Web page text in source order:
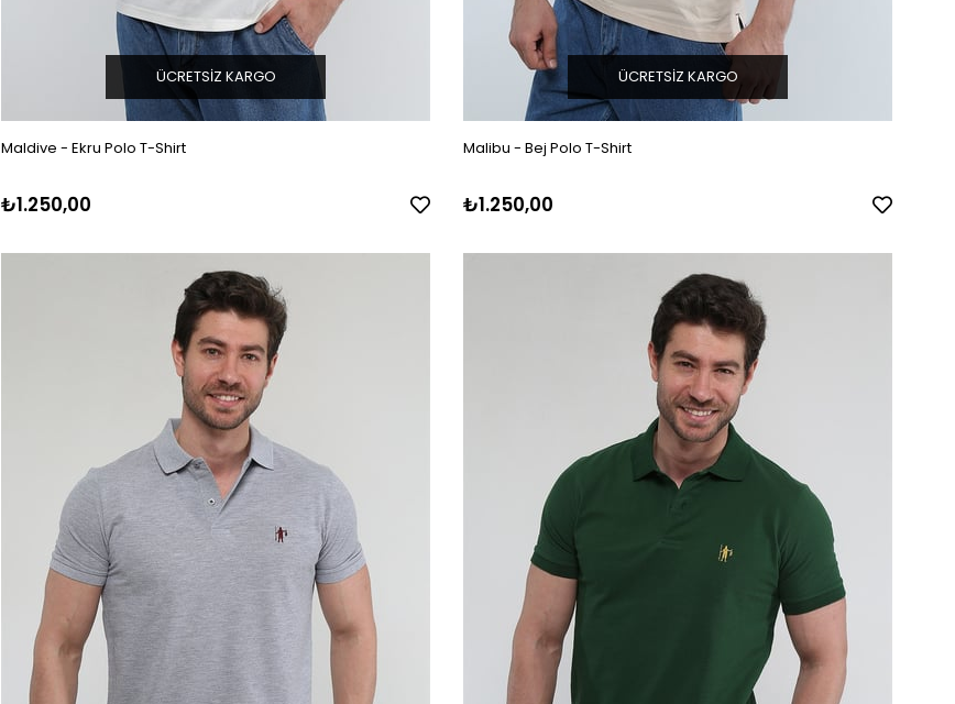
Maldive - Ekru Polo T-Shirt
₺1.250,00
ÜCRETSIZ KARGO
Malibu - Bej Polo T-Shirt
₺1.250,00
ÜCRETSIZ KARGO